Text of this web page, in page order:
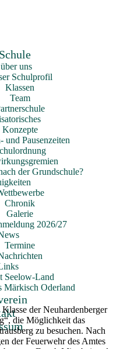
uns
Schulprofil
Klassen
Team
Konzepte
und Pausenzeiten
der Grundschule?
Chronik
Galerie
2026/27
Termine
Seelow-Land
Märkisch Oderland
der Neuhardenberger
die Möglichkeit das
zu besuchen. Nach
der Feuerwehr des Amtes